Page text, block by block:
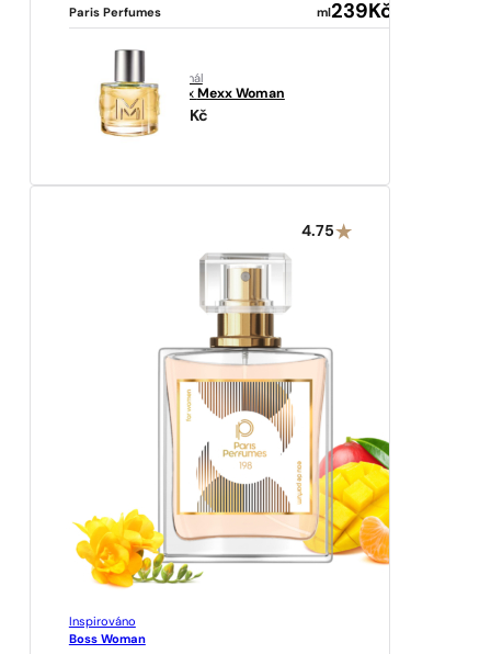
Paris Perfumes ml 239 Kč
originál
Mexx Mexx Woman
Kč
4.75
Inspirováno
Boss Woman